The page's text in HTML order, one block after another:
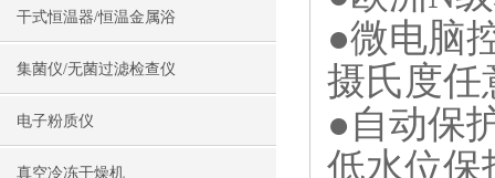
干式恒温器/恒温金属浴
集菌仪/无菌过滤检查仪
电子粉质仪
真空冷冻干燥机
●微电脑
摄氏度任
●自动保
低水